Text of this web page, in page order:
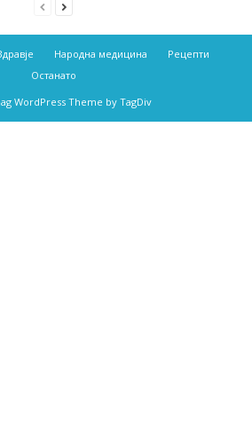
Народна медицина
Рецепти
Останато
WordPress Theme by TagDiv